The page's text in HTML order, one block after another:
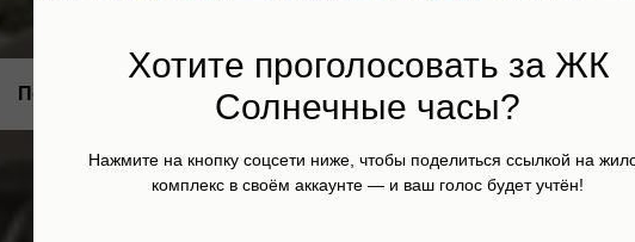
Подробнее
Хотите проголосовать за ЖК
Солнечные часы?
Нажмите на кнопку соцсети ниже, чтобы поделиться ссылкой на
комплекс в своём аккаунте — и ваш голос будет учтён!